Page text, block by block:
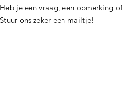
Heb je een vraag, een opmerking of
Stuur ons zeker een mailtje!